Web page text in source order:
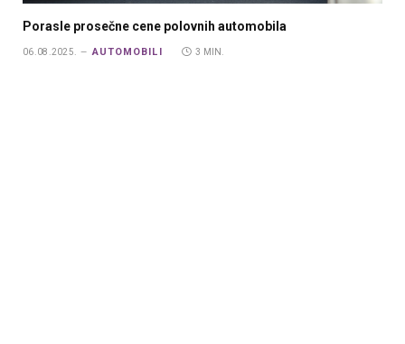
Porasle prosečne cene polovnih automobila
06.08.2025. AUTOMOBILI 3 MIN.